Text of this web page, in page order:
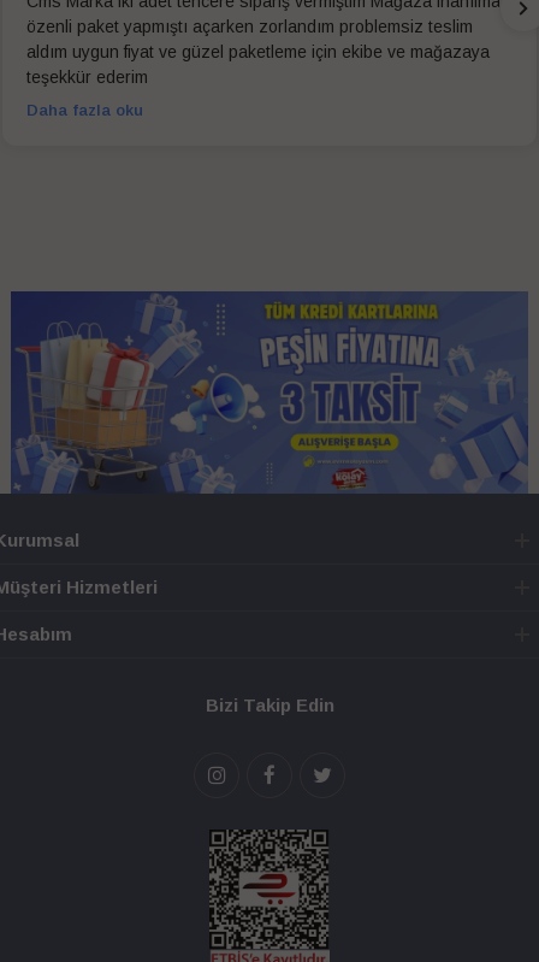
özenli paket yapmıştı açarken zorlandım problemsiz teslim
aldım uygun fiyat ve güzel paketleme için ekibe ve mağazaya
teşekkür ederim
Daha fazla oku
Hizmetleri
Bizi Takip Edin